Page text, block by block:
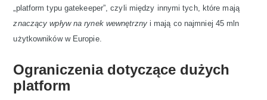
„platform typu gatekeeper”, czyli między innymi tych, które mają
znaczący wpływ na rynek wewnętrzny i mają co najmniej 45 mln
użytkowników w Europie.
Ograniczenia dotyczące dużych
platform